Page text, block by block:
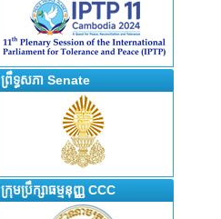
ព្រឹទ្ធសភា Senate
ក្រុមប្រឹក្សាធម្មនុញ្ញ CCC